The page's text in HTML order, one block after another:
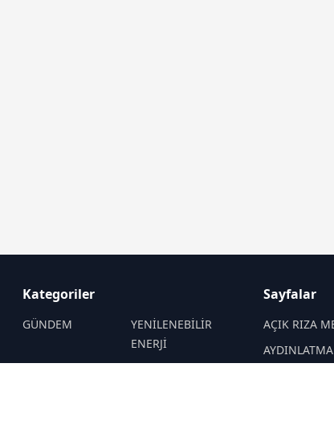
Kategoriler
GÜNDEM
YENİLENEBİLİR
ENERJİ
Sayfalar
AÇIK RIZA
AYDINLATMA